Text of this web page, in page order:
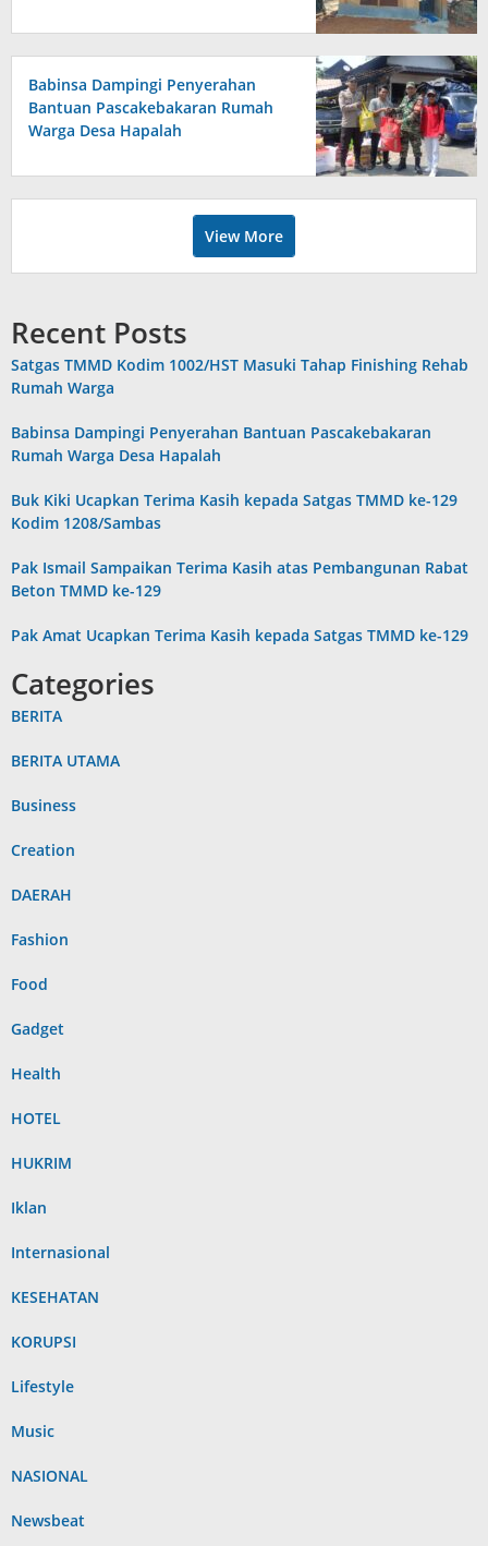
Babinsa Dampingi Penyerahan
Bantuan Pascakebakaran Rumah
Warga Desa Hapalah
View More
Recent Posts
Satgas TMMD Kodim 1002/HST Masuki Tahap Finishing Rehab
Rumah Warga
Babinsa Dampingi Penyerahan Bantuan Pascakebakaran
Rumah Warga Desa Hapalah
Buk Kiki Ucapkan Terima Kasih kepada Satgas TMMD ke-129
Kodim 1208/Sambas
Pak Ismail Sampaikan Terima Kasih atas Pembangunan Rabat
Beton TMMD ke-129
Pak Amat Ucapkan Terima Kasih kepada Satgas TMMD ke-129
Categories
BERITA
BERITA UTAMA
Business
Creation
DAERAH
Fashion
Food
Gadget
Health
HOTEL
HUKRIM
Iklan
Internasional
KESEHATAN
KORUPSI
Lifestyle
Music
NASIONAL
Newsbeat